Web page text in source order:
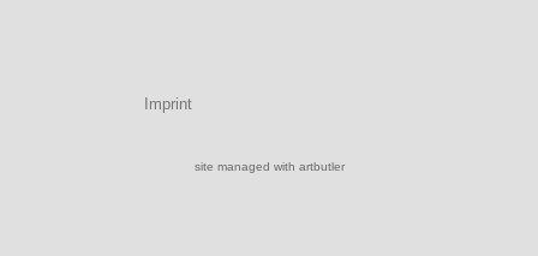
Imprint
site managed with artbutler